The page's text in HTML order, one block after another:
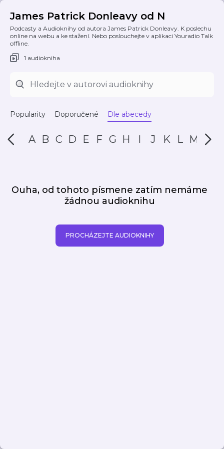
James Patrick Donleavy od N
Podcasty a Audioknihy od autora James Patrick Donleavy. K poslechu
online na webu a ke stažení. Nebo poslouchejte v aplikaci Youradio Talk
offline.
1 audiokniha
Popularity Doporučené Dle abecedy
A B C D E F G H I J K L M N
Ouha, od tohoto písmene zatím nemáme
žádnou audioknihu
PROCHÁZEJTE AUDIOKNIHY